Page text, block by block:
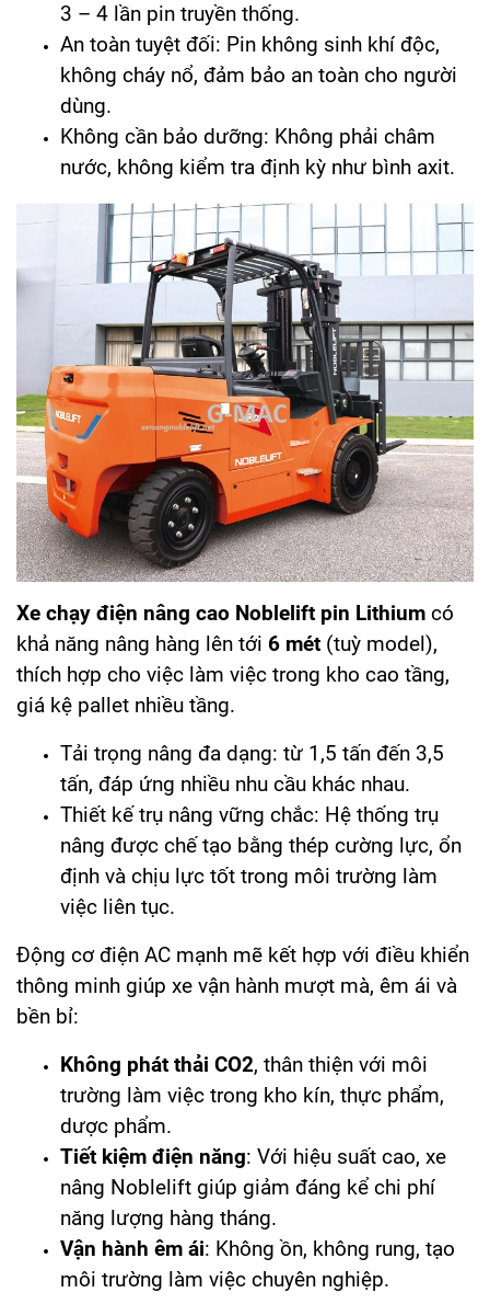
3 – 4 lần pin truyền thống.
An toàn tuyệt đối: Pin không sinh khí độc,
không cháy nổ, đảm bảo an toàn cho người
dùng.
Không cần bảo dưỡng: Không phải châm
nước, không kiểm tra định kỳ như bình axit.
Xe chạy điện nâng cao Noblelift pin Lithium có
khả năng nâng hàng lên tới 6 mét (tuỳ model),
thích hợp cho việc làm việc trong kho cao tầng,
giá kệ pallet nhiều tầng.
Tải trọng nâng đa dạng: từ 1,5 tấn đến 3,5
tấn, đáp ứng nhiều nhu cầu khác nhau.
Thiết kế trụ nâng vững chắc: Hệ thống trụ
nâng được chế tạo bằng thép cường lực, ổn
định và chịu lực tốt trong môi trường làm
việc liên tục.
Động cơ điện AC mạnh mẽ kết hợp với điều khiển
thông minh giúp xe vận hành mượt mà, êm ái và
bền bỉ:
Không phát thải CO2, thân thiện với môi
trường làm việc trong kho kín, thực phẩm,
dược phẩm.
Tiết kiệm điện năng: Với hiệu suất cao, xe
nâng Noblelift giúp giảm đáng kể chi phí
năng lượng hàng tháng.
Vận hành êm ái: Không ồn, không rung, tạo
môi trường làm việc chuyên nghiệp.